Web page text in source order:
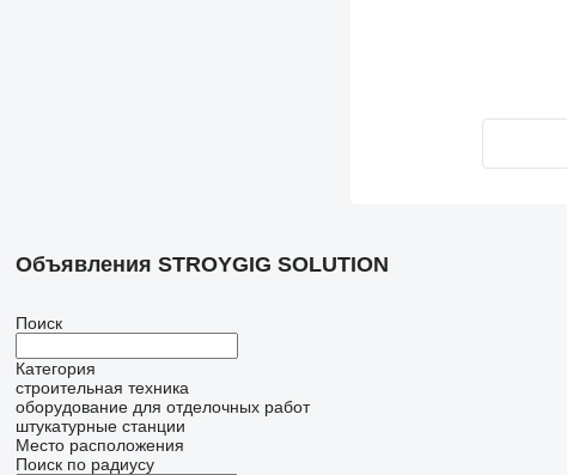
Объявления STROYGIG SOLUTION
Поиск
Категория
строительная техника
оборудование для отделочных работ
штукатурные станции
Место расположения
Поиск по радиусу